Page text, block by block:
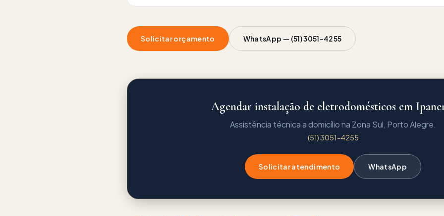
Solicitar orçamento WhatsApp — (51) 3051-4255
Agendar instalação de eletrodomésticos em
Assistência técnica a domicílio na Zona Sul, Porto Alegre.
(51) 3051-4255
Solicitar atendimento WhatsApp